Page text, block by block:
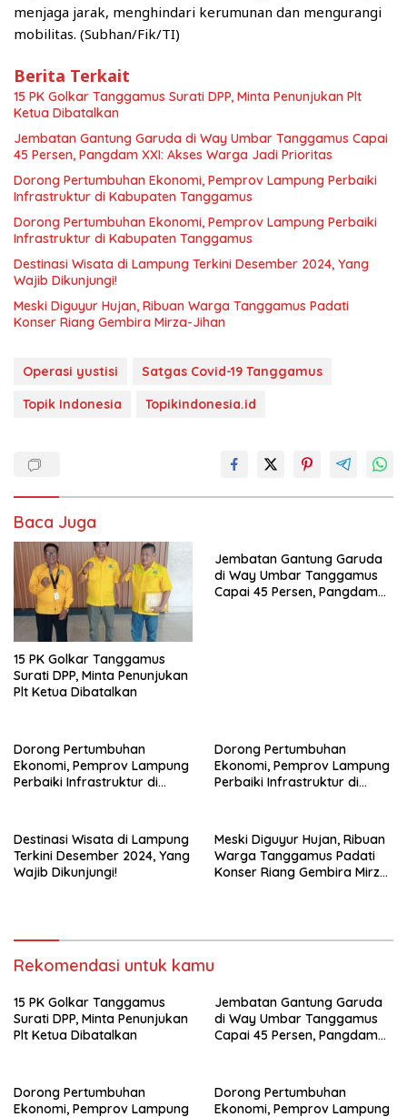
menjaga jarak, menghindari kerumunan dan mengurangi
mobilitas. (Subhan/Fik/TI)
Berita Terkait
15 PK Golkar Tanggamus Surati DPP, Minta Penunjukan Plt
Ketua Dibatalkan
Jembatan Gantung Garuda di Way Umbar Tanggamus Capai
45 Persen, Pangdam XXI: Akses Warga Jadi Prioritas
Dorong Pertumbuhan Ekonomi, Pemprov Lampung Perbaiki
Infrastruktur di Kabupaten Tanggamus
Dorong Pertumbuhan Ekonomi, Pemprov Lampung Perbaiki
Infrastruktur di Kabupaten Tanggamus
Destinasi Wisata di Lampung Terkini Desember 2024, Yang
Wajib Dikunjungi!
Meski Diguyur Hujan, Ribuan Warga Tanggamus Padati
Konser Riang Gembira Mirza-Jihan
Operasi yustisi
Satgas Covid-19 Tanggamus
Topik Indonesia
Topikindonesia.id
Baca Juga
15 PK Golkar Tanggamus
Surati DPP, Minta Penunjukan
Plt Ketua Dibatalkan
Jembatan Gantung Garuda
di Way Umbar Tanggamus
Capai 45 Persen, Pangdam
Dorong Pertumbuhan
Ekonomi, Pemprov Lampung
Perbaiki Infrastruktur di
Dorong Pertumbuhan
Ekonomi, Pemprov Lampung
Perbaiki Infrastruktur di
Destinasi Wisata di Lampung
Terkini Desember 2024, Yang
Wajib Dikunjungi!
Meski Diguyur Hujan, Ribuan
Warga Tanggamus Padati
Konser Riang Gembira Mirza-
Rekomendasi untuk kamu
15 PK Golkar Tanggamus
Surati DPP, Minta Penunjukan
Plt Ketua Dibatalkan
Jembatan Gantung Garuda
di Way Umbar Tanggamus
Capai 45 Persen, Pangdam
Dorong Pertumbuhan
Ekonomi, Pemprov Lampung
Dorong Pertumbuhan
Ekonomi, Pemprov Lampung